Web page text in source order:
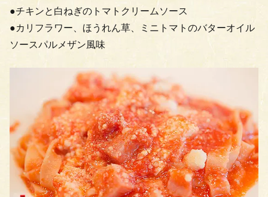
●チキンと白ねぎのトマトクリームソース
●カリフラワー、ほうれん草、ミニトマトのバターオイル
ソースパルメザン風味